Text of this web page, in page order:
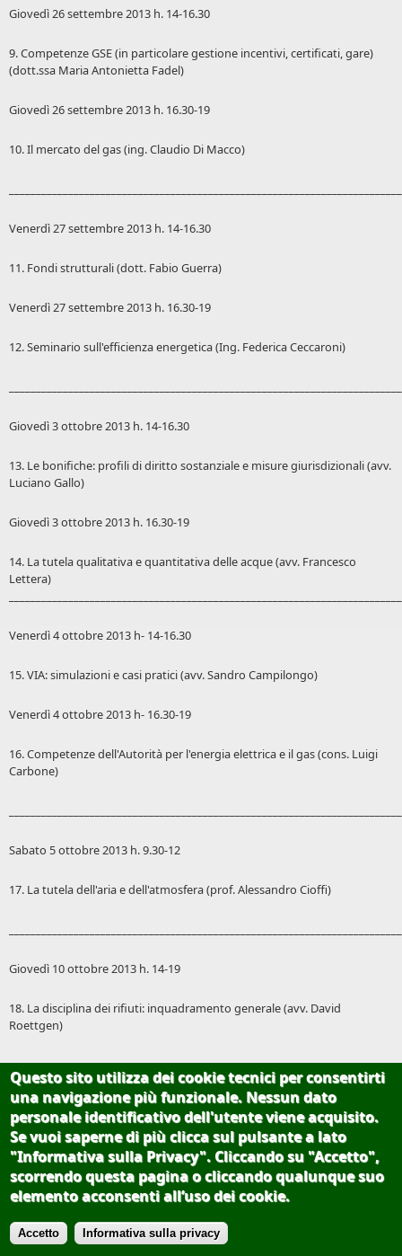
Giovedì 26 settembre 2013 h. 14-16.30
9. Competenze GSE (in particolare gestione incentivi, certificati, gare)
(dott.ssa Maria Antonietta Fadel)
Giovedì 26 settembre 2013 h. 16.30-19
10. Il mercato del gas (ing. Claudio Di Macco)
Venerdì 27 settembre 2013 h. 14-16.30
11. Fondi strutturali (dott. Fabio Guerra)
Venerdì 27 settembre 2013 h. 16.30-19
12. Seminario sull'efficienza energetica (Ing. Federica Ceccaroni)
Giovedì 3 ottobre 2013 h. 14-16.30
13. Le bonifiche: profili di diritto sostanziale e misure giurisdizionali (avv.
Luciano Gallo)
Giovedì 3 ottobre 2013 h. 16.30-19
14. La tutela qualitativa e quantitativa delle acque (avv. Francesco
Lettera)
Venerdì 4 ottobre 2013 h- 14-16.30
15. VIA: simulazioni e casi pratici (avv. Sandro Campilongo)
Venerdì 4 ottobre 2013 h- 16.30-19
16. Competenze dell'Autorità per l'energia elettrica e il gas (cons. Luigi
Carbone)
Sabato 5 ottobre 2013 h. 9.30-12
17. La tutela dell'aria e dell'atmosfera (prof. Alessandro Cioffi)
Giovedì 10 ottobre 2013 h. 14-19
18. La disciplina dei rifiuti: inquadramento generale (avv. David
Roettgen)
Venerdì 11 ottobre 2013 h. 11-13
19. L’attività del CONAI (dott. Eugenio Bora)
Venerdì 11 ottobre 2013 h. 14-15
20. Gestione delle acque: inquadramento generale (avv. Anna Romano)
Questo sito utilizza dei cookie tecnici per consentirti
una navigazione più funzionale. Nessun dato
personale identificativo dell'utente viene acquisito.
Se vuoi saperne di più clicca sul pulsante a lato
"Informativa sulla Privacy". Cliccando su "Accetto",
scorrendo questa pagina o cliccando qualunque suo
elemento acconsenti all’uso dei cookie.
Accetto Informativa sulla privacy